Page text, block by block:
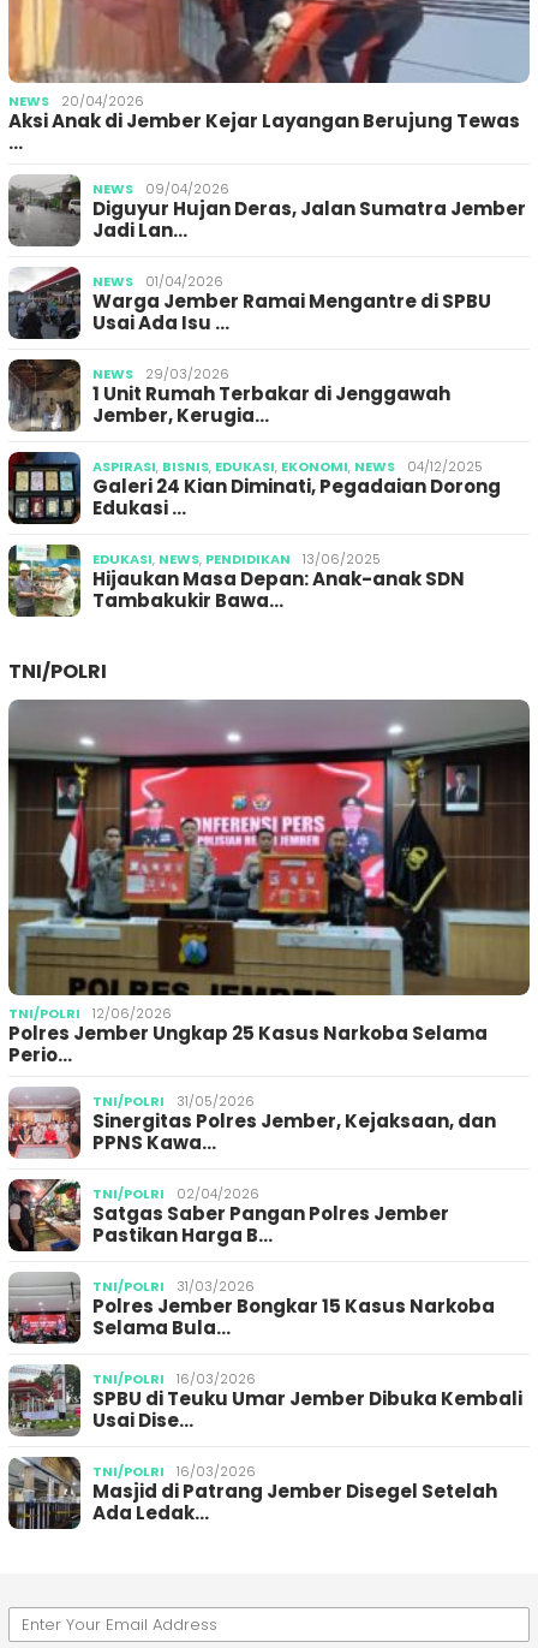
NEWS 20/04/2026
Aksi Anak di Jember Kejar Layangan Berujung Tewas
…
NEWS 09/04/2026
Diguyur Hujan Deras, Jalan Sumatra Jember
Jadi Lan…
NEWS 01/04/2026
Warga Jember Ramai Mengantre di SPBU
Usai Ada Isu …
NEWS 29/03/2026
1 Unit Rumah Terbakar di Jenggawah
Jember, Kerugia…
ASPIRASI, BISNIS, EDUKASI, EKONOMI, NEWS 04/12/2025
Galeri 24 Kian Diminati, Pegadaian Dorong
Edukasi …
EDUKASI, NEWS, PENDIDIKAN 13/06/2025
Hijaukan Masa Depan: Anak-anak SDN
Tambakukir Bawa…
TNI/POLRI
TNI/POLRI 12/06/2026
Polres Jember Ungkap 25 Kasus Narkoba Selama
Perio…
TNI/POLRI 31/05/2026
Sinergitas Polres Jember, Kejaksaan, dan
PPNS Kawa…
TNI/POLRI 02/04/2026
Satgas Saber Pangan Polres Jember
Pastikan Harga B…
TNI/POLRI 31/03/2026
Polres Jember Bongkar 15 Kasus Narkoba
Selama Bula…
TNI/POLRI 16/03/2026
SPBU di Teuku Umar Jember Dibuka Kembali
Usai Dise…
TNI/POLRI 16/03/2026
Masjid di Patrang Jember Disegel Setelah
Ada Ledak…